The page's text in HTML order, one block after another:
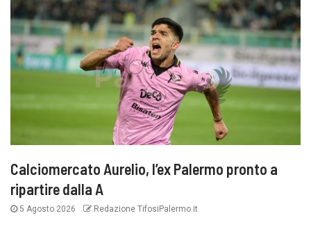
Calciomercato Aurelio, l’ex Palermo pronto a
ripartire dalla A
5 Agosto 2026 Redazione TifosiPalermo.it